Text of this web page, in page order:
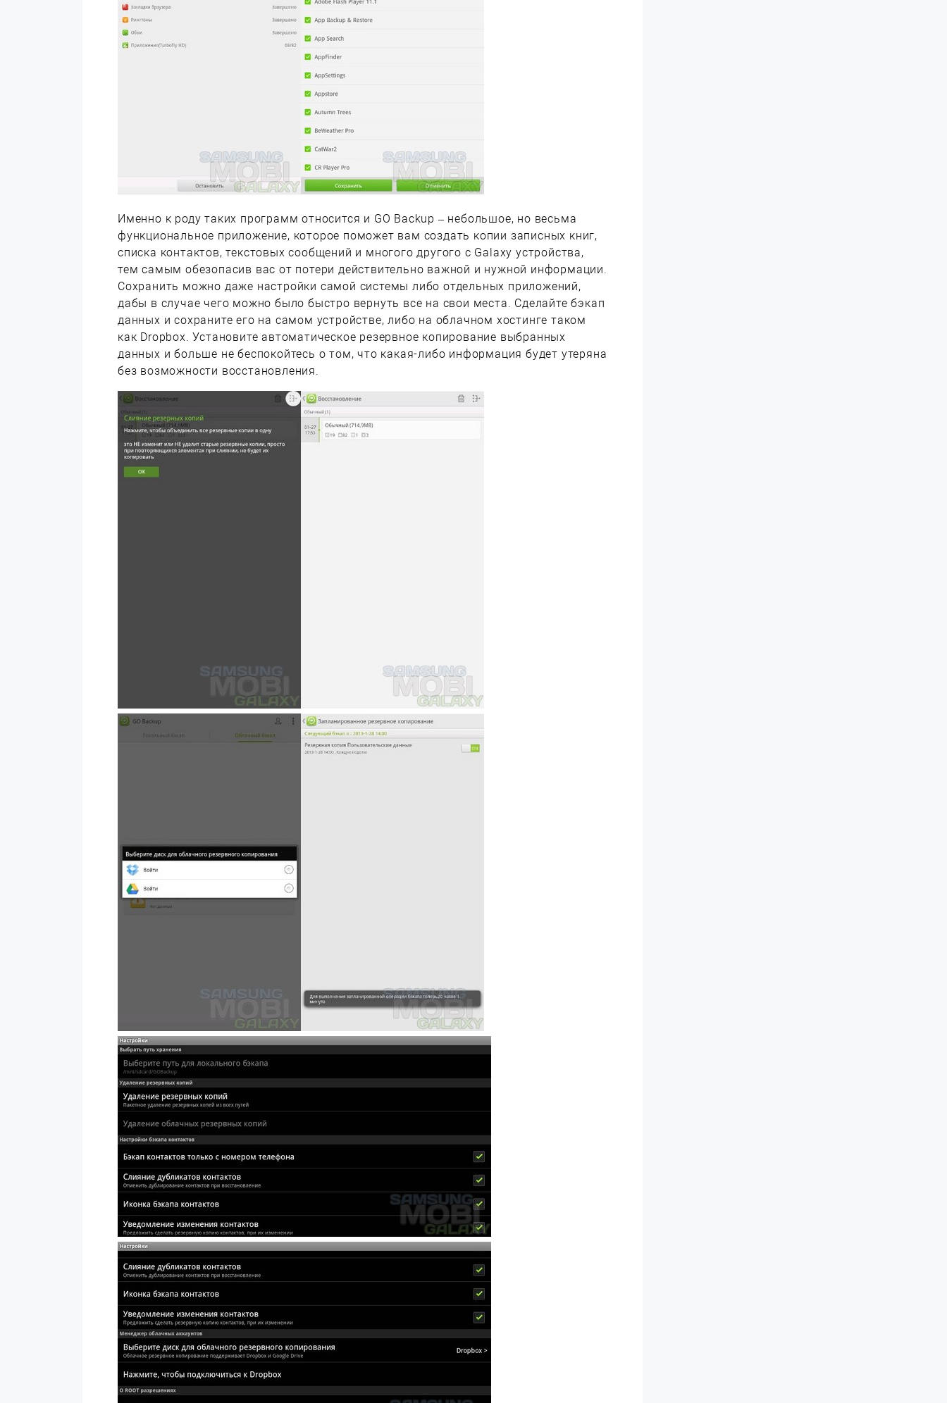
Именно к роду таких программ относится и GO Backup – небольшое, но весьма
функциональное приложение, которое поможет вам создать копии записных книг,
списка контактов, текстовых сообщений и многого другого с Galaxy устройства,
тем самым обезопасив вас от потери действительно важной и нужной информации.
Сохранить можно даже настройки самой системы либо отдельных приложений,
дабы в случае чего можно было быстро вернуть все на свои места. Сделайте бэкап
данных и сохраните его на самом устройстве, либо на облачном хостинге таком
как Dropbox. Установите автоматическое резервное копирование выбранных
данных и больше не беспокойтесь о том, что какая-либо информация будет утеряна
без возможности восстановления.